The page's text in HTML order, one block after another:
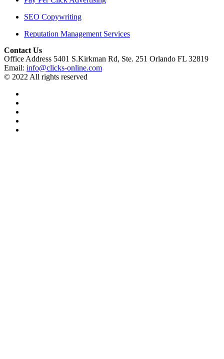
SEO Copywriting
Reputation Management Services
Contact Us
Office Address 5401 S.Kirkman Rd, Ste. 251 Orlando FL 32819
Email: info@clicks-online.com
© 2022 All rights reserved